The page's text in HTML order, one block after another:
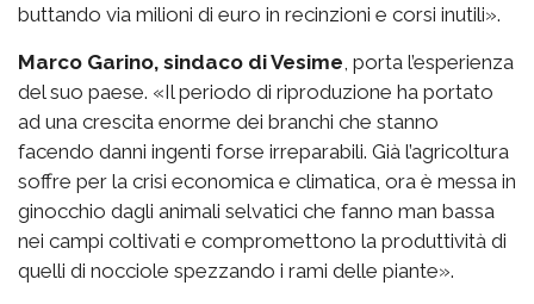
buttando via milioni di euro in recinzioni e corsi inutili».
Marco Garino, sindaco di Vesime , porta l’esperienza
del suo paese. «Il periodo di riproduzione ha portato
ad una crescita enorme dei branchi che stanno
facendo danni ingenti forse irreparabili. Già l’agricoltura
soffre per la crisi economica e climatica, ora è messa in
ginocchio dagli animali selvatici che fanno man bassa
nei campi coltivati e compromettono la produttività di
quelli di nocciole spezzando i rami delle piante».